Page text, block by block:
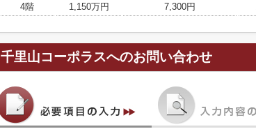
4階
1,150万円 7,300円
千里山コーポラスへのお問い合わせ